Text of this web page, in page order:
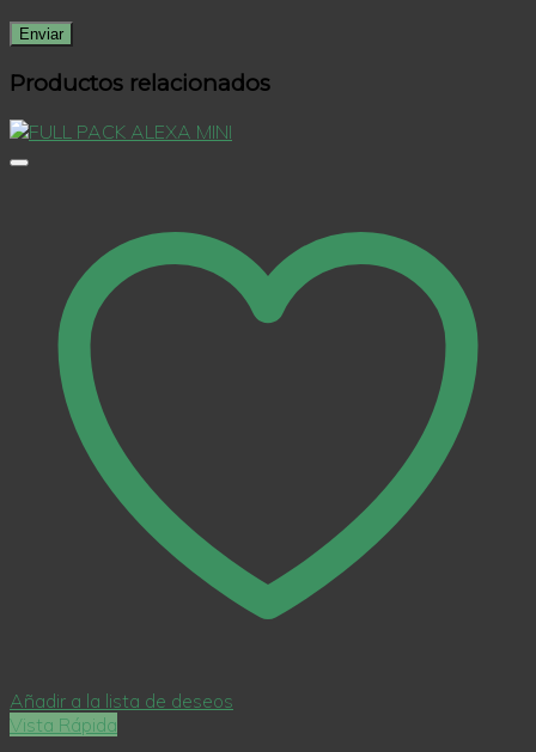
Productos relacionados
Añadir a la lista de deseos
Vista Rápida